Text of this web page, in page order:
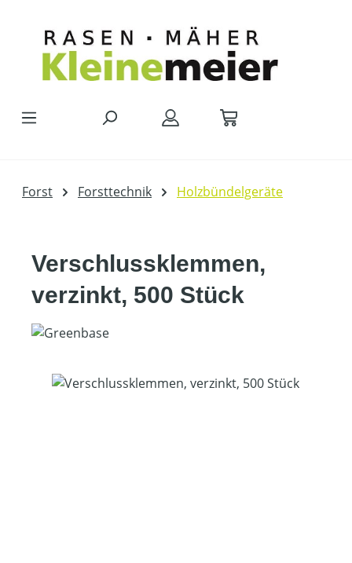
Forst Forsttechnik Holzbündelgeräte
Verschlussklemmen,
verzinkt, 500 Stück
Bildergalerie überspringen